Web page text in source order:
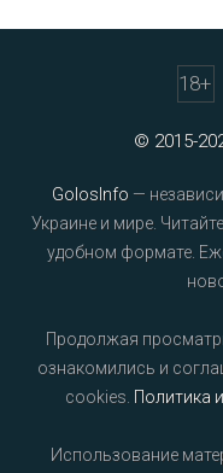
18+
© 2015-
GolosInfo —
Украине и мире.
удобном формате.
Продолжая
ознакомились и
cookies. Политика
Использование